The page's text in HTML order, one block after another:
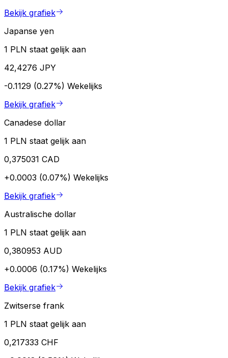
Bekijk grafiek
Japanse yen
1 PLN staat gelijk aan
42,4276 JPY
-0.1129 (0.27%) Wekelijks
Bekijk grafiek
Canadese dollar
1 PLN staat gelijk aan
0,375031 CAD
+0.0003 (0.07%) Wekelijks
Bekijk grafiek
Australische dollar
1 PLN staat gelijk aan
0,380953 AUD
+0.0006 (0.17%) Wekelijks
Bekijk grafiek
Zwitserse frank
1 PLN staat gelijk aan
0,217333 CHF